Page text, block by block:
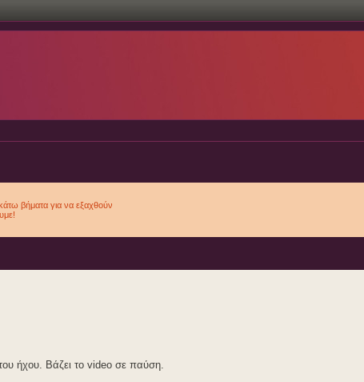
βήματα για να εξαχθούν
ήχου. Βάζει το video σε παύση.